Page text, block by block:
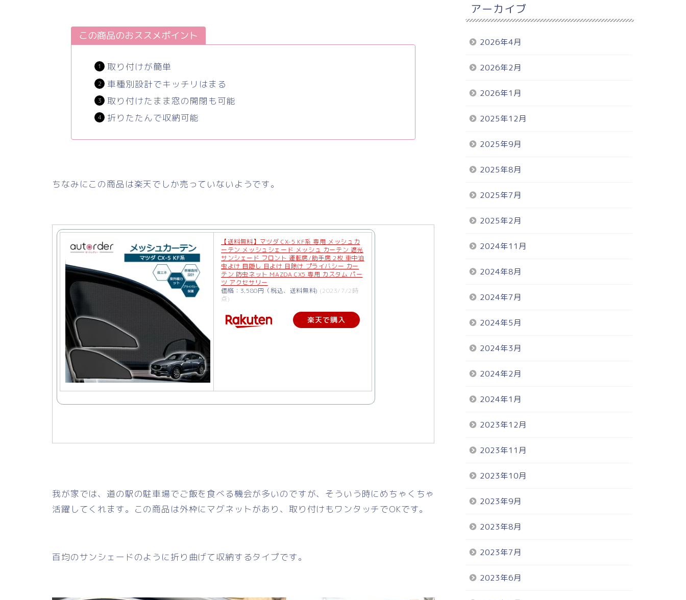
この商品のおススメポイント
取り付けが簡単
車種別設計でキッチリはまる
取り付けたまま窓の開閉も可能
折りたたんで収納可能
ちなみにこの商品は楽天でしか売っていないようです。
【送料無料】マツダ CX-5 KF系 専用 メッシュカ
ーテン メッシュシェード メッシュ カーテン 遮光
サンシェード フロント 運転席/助手席 2枚 車中泊
虫よけ 目隠し 日よけ 日除け プライバシー カー
テン 防虫ネット MAZDA CX5 専用 カスタム パー
ツ アクセサリー
価格：3,580円（税込、送料無料) (2023/7/2時
点)
楽天で購入
我が家では、道の駅の駐車場でご飯を食べる機会が多いのですが、そういう時にめちゃくちゃ
活躍してくれます。この商品は外枠にマグネットがあり、取り付けもワンタッチでOKです。
百均のサンシェードのように折り曲げて収納するタイプです。
アーカイブ
2026年4月
2026年2月
2026年1月
2025年12月
2025年9月
2025年8月
2025年7月
2025年2月
2024年11月
2024年8月
2024年7月
2024年5月
2024年3月
2024年2月
2024年1月
2023年12月
2023年11月
2023年10月
2023年9月
2023年8月
2023年7月
2023年6月